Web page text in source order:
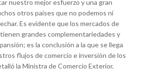
nuestro mejor esfuerzo y una gran
otros países que no podemos ni
Es evidente que los mercados de
grandes complementariedades y
es la conclusión a la que se llega
flujos de comercio e inversión de los
la Ministra de Comercio Exterior,